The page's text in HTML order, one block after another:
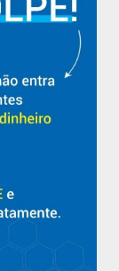
da saúde
com a vida em